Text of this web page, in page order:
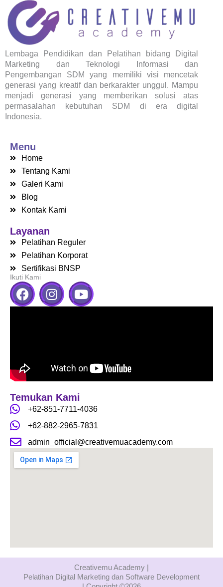
Lembaga Pendidikan dan Pelatihan bidang Digital
Marketing dan Teknologi Informasi dan
Pengembangan SDM yang memiliki visi mencetak
generasi yang kreatif dan berkarakter unggul. Mampu
menjadi generasi yang memberikan solusi atas
permasalahan kebutuhan SDM di era digital
Indonesia.
Menu
Home
Tentang Kami
Galeri Kami
Blog
Kontak Kami
Layanan
Pelatihan Reguler
Pelatihan Korporat
Sertifikasi BNSP
Ikuti Kami
F
a
o
k
I
n
r
a
Y
o
Temukan Kami
+62-851-7711-4036
+62-882-2965-7831
admin_official@creativemuacademy.com
Creativemu Academy |
Pelatihan Digital Marketing dan Software Development